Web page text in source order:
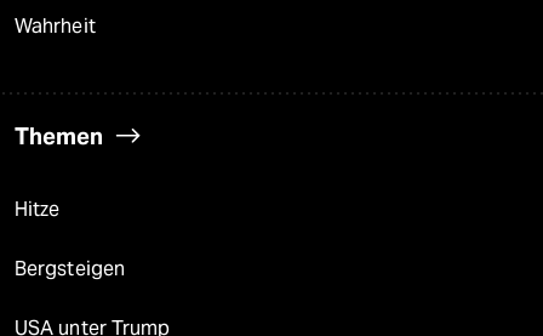
Wahrheit
Themen
Hitze
Bergsteigen
USA unter Trump